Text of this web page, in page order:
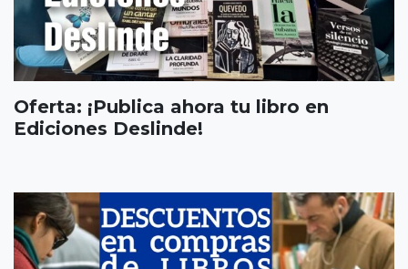
Oferta: ¡Publica ahora tu libro en
Ediciones Deslinde!